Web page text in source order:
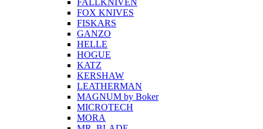
FALLKNIVEN
FOX KNIVES
FISKARS
GANZO
HELLE
HOGUE
KATZ
KERSHAW
LEATHERMAN
MAGNUM by Boker
MICROTECH
MORA